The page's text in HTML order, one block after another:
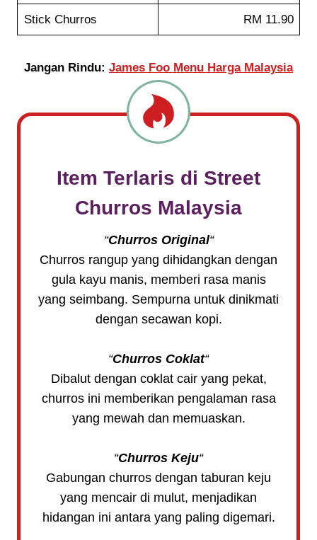
Stick Churros RM 11.90
Jangan Rindu: James Foo Menu Harga Malaysia
Item Terlaris di Street
Churros Malaysia
“Churros Original“
Churros rangup yang dihidangkan dengan
gula kayu manis, memberi rasa manis
yang seimbang. Sempurna untuk dinikmati
dengan secawan kopi.
“Churros Coklat“
Dibalut dengan coklat cair yang pekat,
churros ini memberikan pengalaman rasa
yang mewah dan memuaskan.
“Churros Keju“
Gabungan churros dengan taburan keju
yang mencair di mulut, menjadikan
hidangan ini antara yang paling digemari.